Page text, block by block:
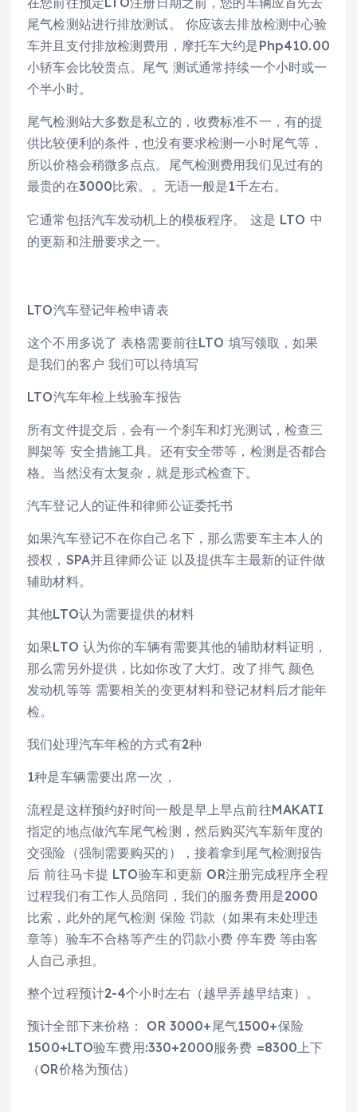
尾气检测站进行排放测试。 你应该去排放检测中心验
车并且支付排放检测费用，摩托车大约是Php410.00
小轿车会比较贵点。尾气 测试通常持续一个小时或一
个半小时。
尾气检测站大多数是私立的，收费标准不一，有的提
供比较便利的条件，也没有要求检测一小时尾气等，
所以价格会稍微多点点。尾气检测费用我们见过有的
最贵的在3000比索。。无语一般是1千左右。
它通常包括汽车发动机上的模板程序。 这是 LTO 中
的更新和注册要求之一。
LTO汽车登记年检申请表
这个不用多说了 表格需要前往LTO 填写领取，如果
是我们的客户 我们可以待填写
LTO汽车年检上线验车报告
所有文件提交后，会有一个刹车和灯光测试，检查三
脚架等 安全措施工具。还有安全带等，检测是否都合
格。当然没有太复杂，就是形式检查下。
汽车登记人的证件和律师公证委托书
如果汽车登记不在你自己名下，那么需要车主本人的
授权，SPA并且律师公证 以及提供车主最新的证件做
辅助材料。
其他LTO认为需要提供的材料
如果LTO 认为你的车辆有需要其他的辅助材料证明，
那么需另外提供，比如你改了大灯。改了排气 颜色
发动机等等 需要相关的变更材料和登记材料后才能年
检。
我们处理汽车年检的方式有2种
1种是车辆需要出席一次，
流程是这样预约好时间一般是早上早点前往MAKATI
指定的地点做汽车尾气检测，然后购买汽车新年度的
交强险（强制需要购买的），接着拿到尾气检测报告
后 前往马卡提 LTO验车和更新 OR注册完成程序全程
过程我们有工作人员陪同，我们的服务费用是2000
比索，此外的尾气检测 保险 罚款（如果有未处理违
章等）验车不合格等产生的罚款小费 停车费 等由客
人自己承担。
整个过程预计2-4个小时左右（越早弄越早结束）。
预计全部下来价格： OR 3000+尾气1500+保险
1500+LTO验车费用:330+2000服务费 =8300上下
（OR价格为预估）